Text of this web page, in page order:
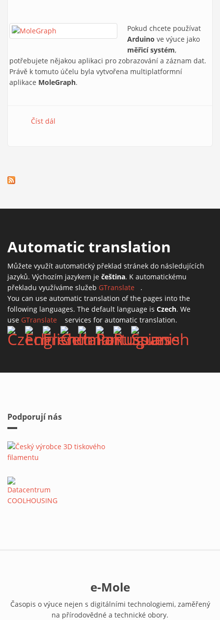
Pokud chcete používat
Arduino ve výuce jako
měřicí systém,
potřebujete nějakou aplikaci pro zobrazování a záznam dat.
Právě k tomuto účelu byla vytvořena multiplatformní
aplikace MoleGraph.
Číst dál
Automatic translation
Můžete využít automatický překlad stránek do následujících
jazyků. Výchozím jazykem je čeština. K automatickému
překladu využíváme služeb GTranslate (link is external)
.
You can use automatic translation of the pages into the
following languages. The default language is Czech. We
use GTranslate (link is external)
services for automatic translation.
Podporují nás
e-Mole
Časopis o výuce nejen s digitálními technologiemi, zaměřený
na přírodovědné a technické obory.